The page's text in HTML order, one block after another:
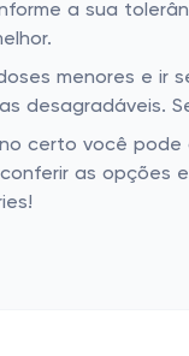
a sua
menores e ir
desagradáveis.
certo você
as